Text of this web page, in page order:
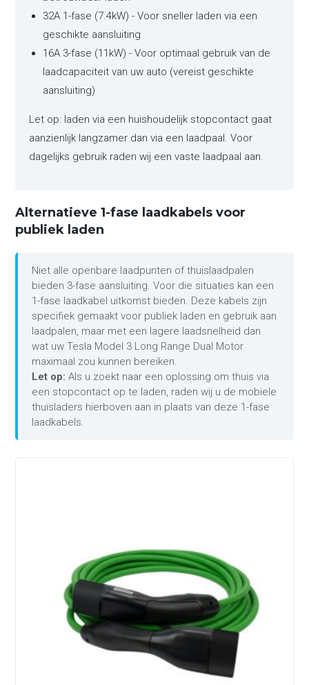
32A 1-fase (7.4kW) - Voor sneller laden via een
geschikte aansluiting
16A 3-fase (11kW) - Voor optimaal gebruik van de
laadcapaciteit van uw auto (vereist geschikte
aansluiting)
Let op: laden via een huishoudelijk stopcontact gaat
aanzienlijk langzamer dan via een laadpaal. Voor
dagelijks gebruik raden wij een vaste laadpaal aan.
Alternatieve 1-fase laadkabels voor
publiek laden
Niet alle openbare laadpunten of thuislaadpalen
bieden 3-fase aansluiting. Voor die situaties kan een
1-fase laadkabel uitkomst bieden. Deze kabels zijn
specifiek gemaakt voor publiek laden en gebruik aan
laadpalen, maar met een lagere laadsnelheid dan
wat uw Tesla Model 3 Long Range Dual Motor
maximaal zou kunnen bereiken.
Let op: Als u zoekt naar een oplossing om thuis via
een stopcontact op te laden, raden wij u de mobiele
thuisladers hierboven aan in plaats van deze 1-fase
laadkabels.